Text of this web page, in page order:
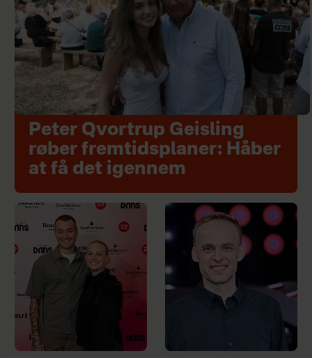
Peter Qvortrup Geisling
røber fremtidsplaner: Håber
at få det igennem